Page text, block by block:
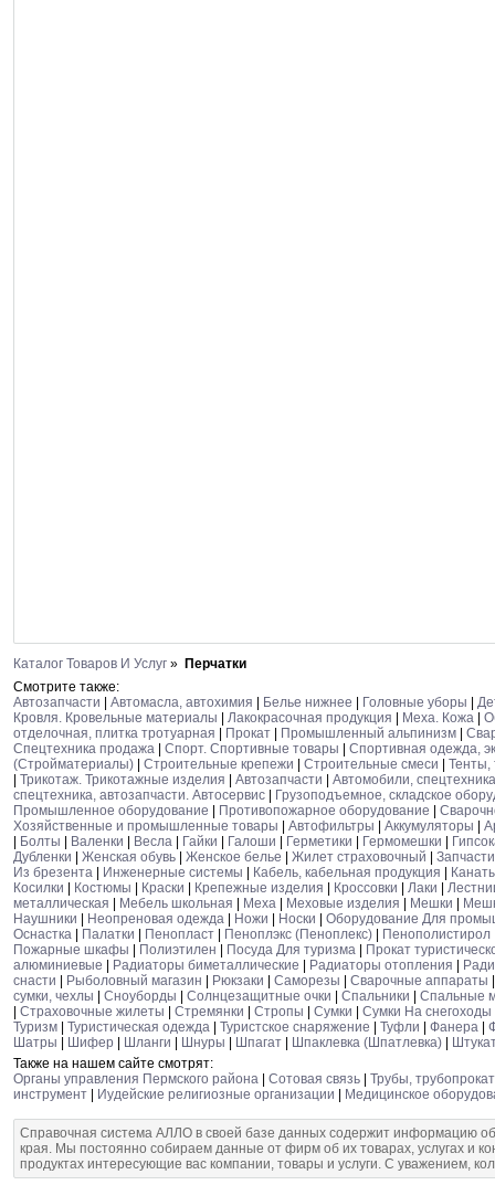
Каталог Товаров И Услуг » Перчатки
Смотрите также:
Автозапчасти
Автомасла, автохимия Белье нижнее Головные уборы
Кровля. Кровельные материалы
Лакокрасочная продукция Меха. Кожа
отделочная, плитка тротуарная
Прокат Промышленный альпинизм
Спецтехника продажа
Спорт. Спортивные товары
Спортивная одежда,
(Стройматериалы)
Строительные крепежи Строительные смеси
Тенты,
Трикотаж. Трикотажные изделия Автозапчасти
Автомобили,
спецтехника, автозапчасти. Автосервис
Грузоподъемное, складское
Промышленное оборудование
Противопожарное оборудование
Хозяйственные и промышленные товары
Автофильтры Аккумуляторы
Болты Валенки Весла Гайки Галоши Герметики Гермомешки
Дубленки
Женская обувь Женское белье Жилет страховочный
Из брезента
Инженерные системы Кабель, кабельная продукция
Косилки
Костюмы Краски Крепежные изделия Кроссовки Лаки
металлическая
Мебель школьная Меха Меховые изделия Мешки
Наушники
Неопреновая одежда Ножи Носки
Оборудование Для
Оснастка
Палатки Пенопласт Пеноплэкс (Пеноплекс) Пенополистирол
Пожарные шкафы
Полиэтилен Посуда Для туризма
Прокат
алюминиевые
Радиаторы биметаллические Радиаторы отопления
снасти
Рыболовный магазин Рюкзаки Саморезы Сварочные аппараты
сумки, чехлы
Сноуборды Солнцезащитные очки Спальники
Спальные
Страховочные жилеты Стремянки Стропы Сумки Сумки На снегоходы
Туризм
Туристическая одежда Туристское снаряжение Туфли Фанера
Шатры
Шифер Шланги Шнуры Шпагат Шпаклевка (Шпатлевка)
Также на нашем сайте смотрят:
Органы управления Пермского района
Сотовая связь
Трубы, трубопрокат
инструмент
Иудейские религиозные организации Медицинское
Справочная система АЛЛО в своей базе данных содержит информацию
края. Мы постоянно собираем данные от фирм об их товарах, услугах и
продуктах интересующие вас компании, товары и услуги. С уважением,